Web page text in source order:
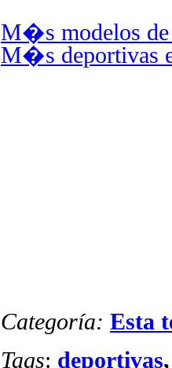
M�s modelos
M�s deportivas
Categoría: Esta
Tags: deportivas